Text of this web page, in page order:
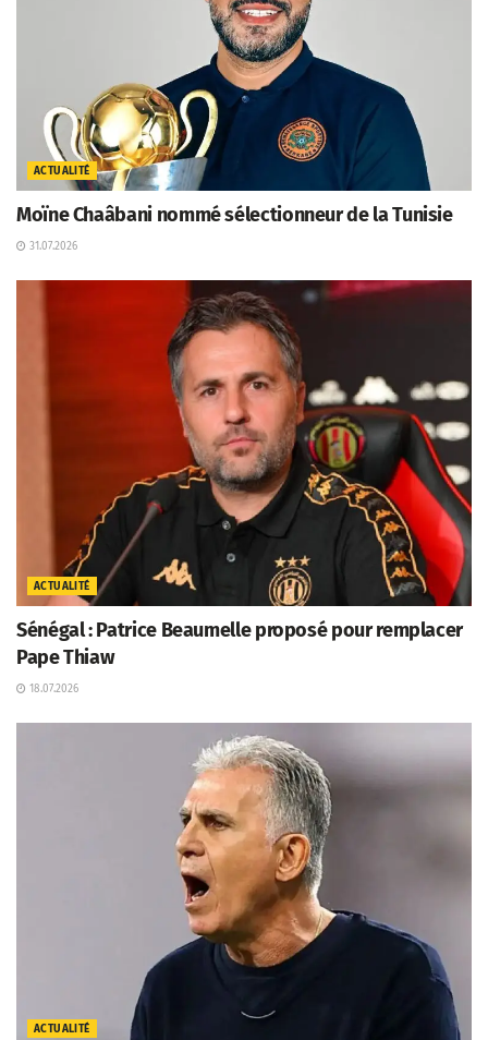
ACTUALITÉ
Moïne Chaâbani nommé sélectionneur de la Tunisie
31.07.2026
ACTUALITÉ
Sénégal : Patrice Beaumelle proposé pour remplacer
Pape Thiaw
18.07.2026
ACTUALITÉ